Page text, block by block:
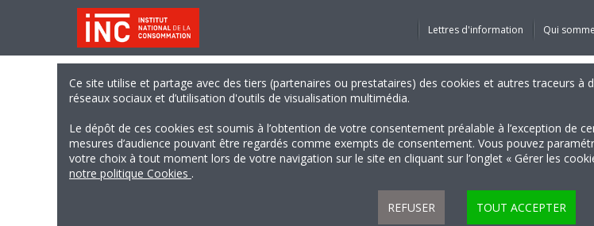
Lettres d'information Qui
Ce site utilise et partage avec des tiers (partenaires ou prestataires) des cookies et autres traceurs à
réseaux sociaux et d’utilisation d'outils de visualisation multimédia.
Le dépôt de ces cookies est soumis à l’obtention de votre consentement préalable à l’exception de
mesures d’audience pouvant être regardés comme exempts de consentement. Vous pouvez
votre choix à tout moment lors de votre navigation sur le site en cliquant sur l’onglet « Gérer les
notre politique Cookies .
REFUSER TOUT ACCEPTER